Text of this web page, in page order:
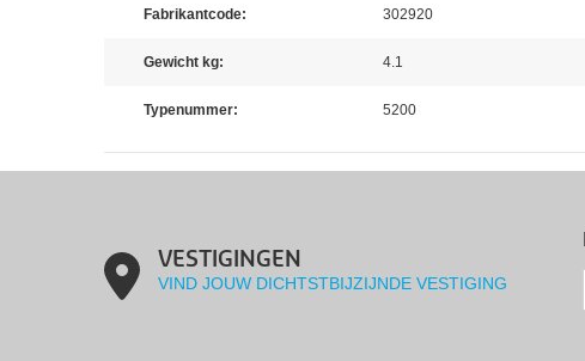
Fabrikantcode: 302920
Gewicht kg: 4.1
Typenummer: 5200
VESTIGINGEN
VIND JOUW DICHTSTBIJZIJNDE VESTIGING